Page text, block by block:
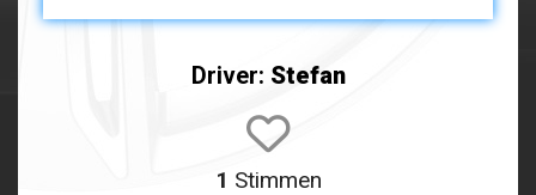
Driver: Stefan
1 Stimmen